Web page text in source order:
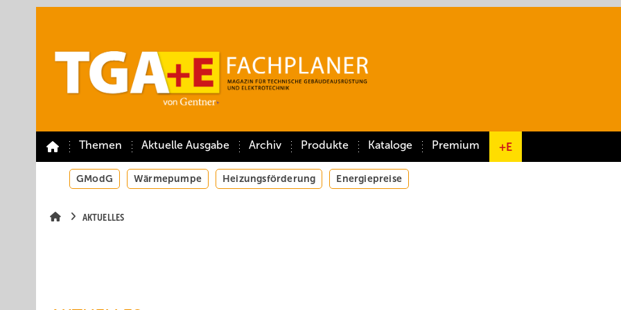
Themen Aktuelle Ausgabe Archiv Produkte Kataloge Premium +E
GModG Wärmepumpe Heizungsförderung Energiepreise
AKTUELLES